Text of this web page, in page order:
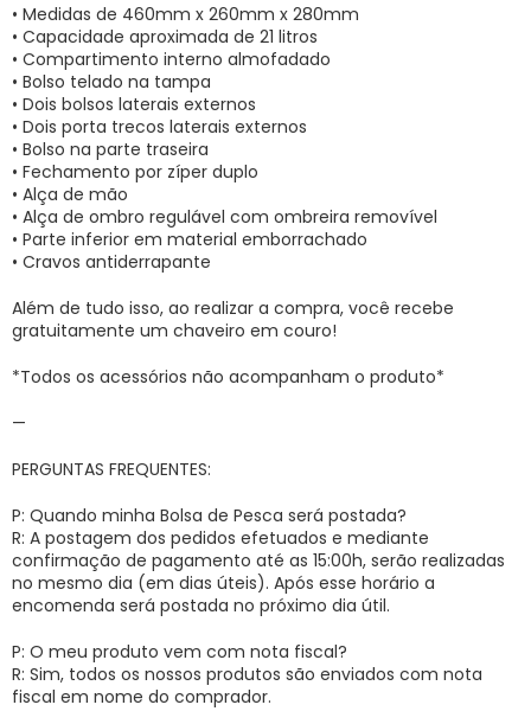
• Medidas de 460mm x 260mm x 280mm
• Capacidade aproximada de 21 litros
• Compartimento interno almofadado
• Bolso telado na tampa
• Dois bolsos laterais externos
• Dois porta trecos laterais externos
• Bolso na parte traseira
• Fechamento por zíper duplo
• Alça de mão
• Alça de ombro regulável com ombreira removível
• Parte inferior em material emborrachado
• Cravos antiderrapante
Além de tudo isso, ao realizar a compra, você recebe
gratuitamente um chaveiro em couro!
*Todos os acessórios não acompanham o produto*
—
PERGUNTAS FREQUENTES:
P: Quando minha Bolsa de Pesca será postada?
R: A postagem dos pedidos efetuados e mediante
confirmação de pagamento até as 15:00h, serão realizadas
no mesmo dia (em dias úteis). Após esse horário a
encomenda será postada no próximo dia útil.
P: O meu produto vem com nota fiscal?
R: Sim, todos os nossos produtos são enviados com nota
fiscal em nome do comprador.